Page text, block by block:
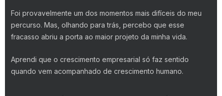
Foi provavelmente um dos momentos mais difíceis do meu
percurso. Mas, olhando para trás, percebo que esse
fracasso abriu a porta ao maior projeto da minha vida.
Aprendi que o crescimento empresarial só faz sentido
quando vem acompanhado de crescimento humano.